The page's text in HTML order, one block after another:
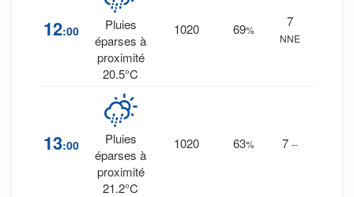
12:00
Pluies
éparses à
proximité
20.5°C
1020 69%
7
NNE
13:00
Pluies
éparses à
proximité
21.2°C
1020 63% 7 --